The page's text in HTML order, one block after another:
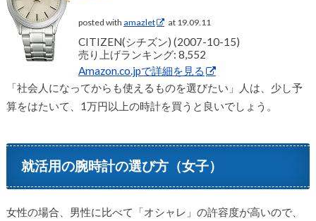
posted with amazlet at 19.09.11
CITIZEN(シチズン) (2007-10-15)
売り上げランキング: 8,552
Amazon.co.jpで詳細を見る
「社会人になってからも使えるものを選びたい」人は、少し予
算をはたいて、1万円以上の時計を買うと良いでしょう。
就活用の腕時計の選び方（女子）
女性の場合、男性に比べて「オシャレ」の許容度が高いので、